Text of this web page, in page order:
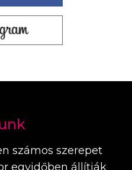
számos szerepet
egyidőben állítják